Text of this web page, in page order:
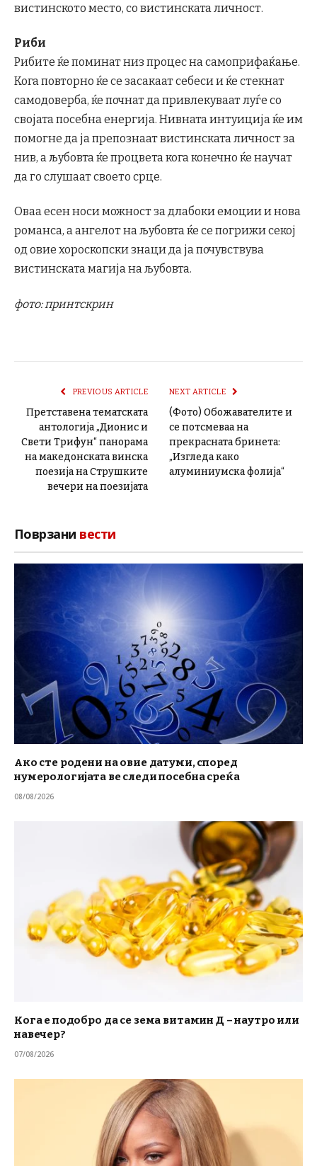
вистинското место, со вистинската личност.
Риби
Рибите ќе поминат низ процес на самоприфаќање.
Кога повторно ќе се засакаат себеси и ќе стекнат
самодоверба, ќе почнат да привлекуваат луѓе со
својата посебна енергија. Нивната интуиција ќе им
помогне да ја препознаат вистинската личност за
нив, а љубовта ќе процвета кога конечно ќе научат
да го слушаат своето срце.
Оваа есен носи можност за длабоки емоции и нова
романса, а ангелот на љубовта ќе се погрижи секој
од овие хороскопски знаци да ја почувствува
вистинската магија на љубовта.
фото: принтскрин
PREVIOUS ARTICLE
Претставена тематската
антологија „Дионис и
Свети Трифун“ панорама
на македонската винска
поезија на Струшките
вечери на поезијата
NEXT ARTICLE
(Фото) Обожавателите и
се потсмеваа на
прекрасната бринета:
„Изгледа како
алуминиумска фолија“
Поврзани вести
Ако сте родени на овие датуми, според
нумерологијата ве следи посебна среќа
08/08/2026
Кога е подобро да се зема витамин Д – наутро или
навечер?
07/08/2026